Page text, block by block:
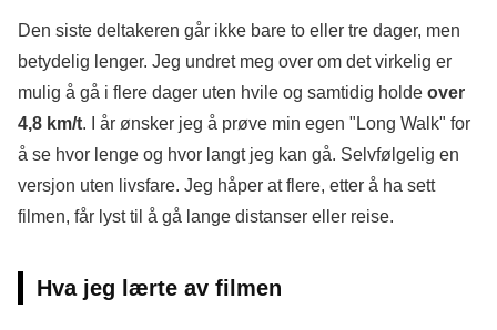
Den siste deltakeren går ikke bare to eller tre dager, men
betydelig lenger. Jeg undret meg over om det virkelig er
mulig å gå i flere dager uten hvile og samtidig holde over
4,8 km/t. I år ønsker jeg å prøve min egen "Long Walk" for
å se hvor lenge og hvor langt jeg kan gå. Selvfølgelig en
versjon uten livsfare. Jeg håper at flere, etter å ha sett
filmen, får lyst til å gå lange distanser eller reise.
Hva jeg lærte av filmen